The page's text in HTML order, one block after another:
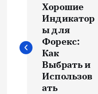
в
Хорошие
Индикатор
ы для
Форекс:
Как
Выбрать и
Использов
ать